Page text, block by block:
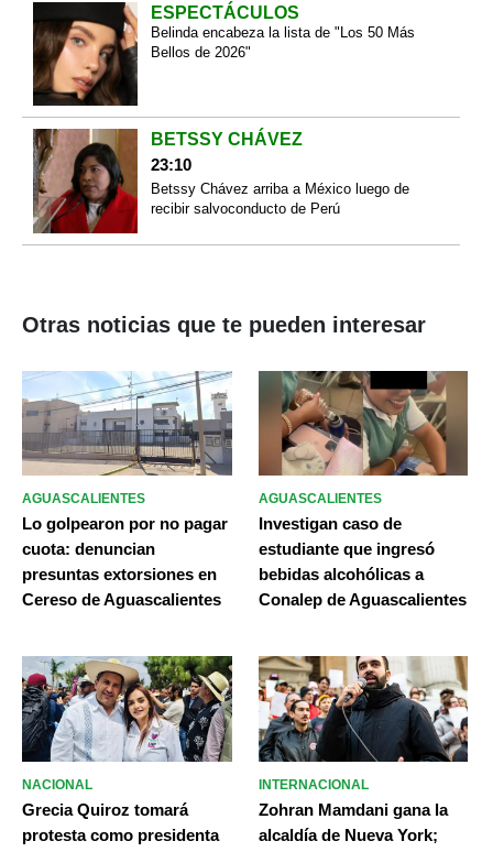
ESPECTÁCULOS
Belinda encabeza la lista de "Los 50 Más
Bellos de 2026"
BETSSY CHÁVEZ
23:10
Betssy Chávez arriba a México luego de
recibir salvoconducto de Perú
Otras noticias que te pueden interesar
AGUASCALIENTES
Lo golpearon por no pagar
cuota: denuncian
presuntas extorsiones en
Cereso de Aguascalientes
AGUASCALIENTES
Investigan caso de
estudiante que ingresó
bebidas alcohólicas a
Conalep de Aguascalientes
NACIONAL
Grecia Quiroz tomará
protesta como presidenta
INTERNACIONAL
Zohran Mamdani gana la
alcaldía de Nueva York;